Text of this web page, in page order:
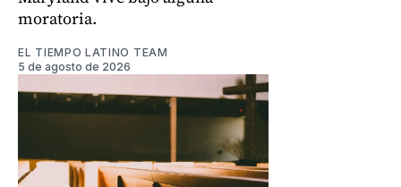
moratoria.
EL TIEMPO LATINO TEAM
5 de agosto de 2026